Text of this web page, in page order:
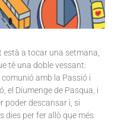
està a tocar una setmana,
té una doble vessant:
amb la Passió i
el Diumenge de Pasqua, i
poder descansar i, si
dies per fer allò que més